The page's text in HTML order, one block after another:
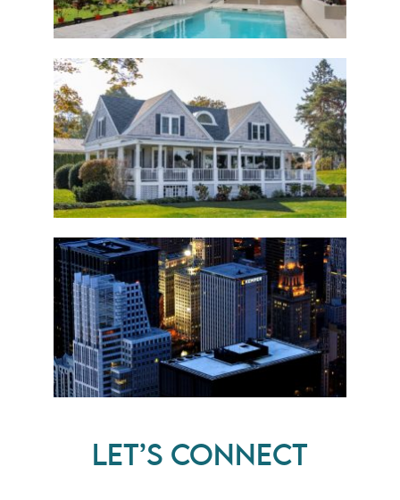
410-STANLEY3
$400
410-STANLEY2
$300
LET’S CONNECT